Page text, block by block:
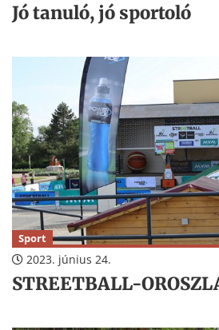
Jó tanuló, jó sportoló
Sport
2023. június 24.
STREETBALL-